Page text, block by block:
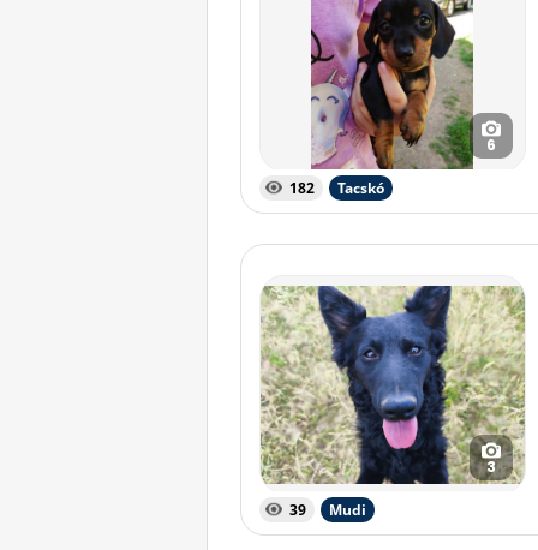
6
182 Tacskó
3
39 Mudi